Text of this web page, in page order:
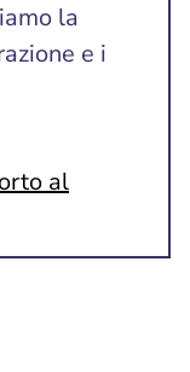
la
e i
al